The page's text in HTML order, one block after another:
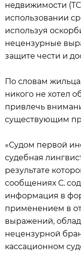
недвижимости
использовании
используя
нецензурные
защите чести и
По словам
никого не хотел
привлечь
существующим
«Судом первой
судебная
результате
сообщениях С.
информация в
применением в
выражений,
нецензурной
кассационном